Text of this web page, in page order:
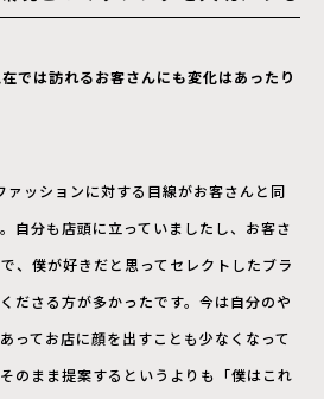
では訪れるお客さんにも変化はあったり
ッションに対する目線がお客さんと同
自分も店頭に立っていましたし、お客さ
、僕が好きだと思ってセレクトしたブラ
ださる方が多かったです。今は自分のや
ってお店に顔を出すことも少なくなって
のまま提案するというよりも「僕はこれ